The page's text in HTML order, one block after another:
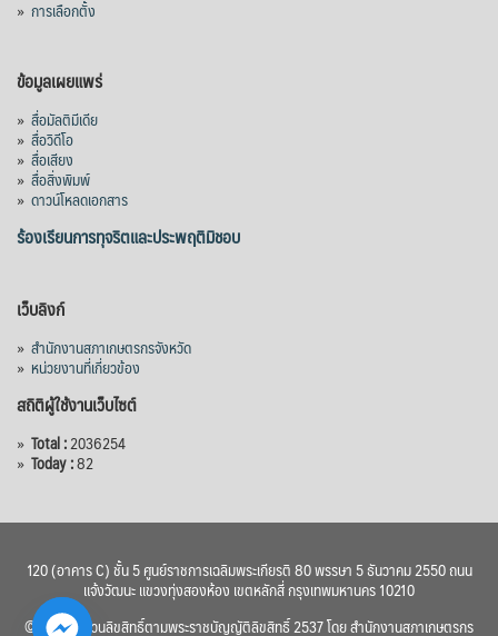
» การเลือกตั้ง
ข้อมูลเผยแพร่
» สื่อมัลติมีเดีย
» สื่อวิดีโอ
» สื่อเสียง
» สื่อสิ่งพิมพ์
» ดาวน์โหลดเอกสาร
ร้องเรียนการทุจริตและประพฤติมิชอบ
เว็บลิงก์
» สำนักงานสภาเกษตรกรจังหวัด
» หน่วยงานที่เกี่ยวข้อง
สถิติผู้ใช้งานเว็บไซต์
» Total :2036254
» Today :82
120 (อาคาร C) ชั้น 5 ศูนย์ราชการเฉลิมพระเกียรติ 80 พรรษา 5 ธันวาคม 2550 ถนน
แจ้งวัฒนะ แขวงทุ่งสองห้อง เขตหลักสี่ กรุงเทพมหานคร 10210
© 2560 สงวนลิขสิทธิ์ตามพระราชบัญญัติลิขสิทธิ์ 2537 โดย สำนักงานสภาเกษตรกร